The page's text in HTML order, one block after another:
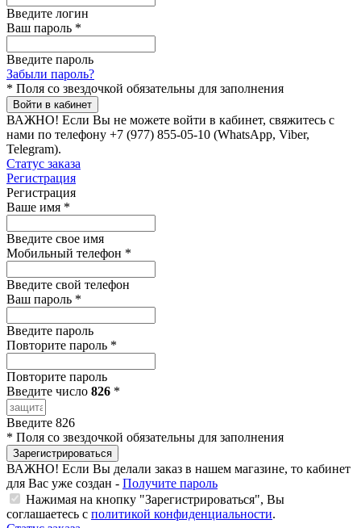
Введите логин
Ваш пароль *
Введите пароль
Забыли пароль?
* Поля со звездочкой обязательны для заполнения
Войти в кабинет
ВАЖНО! Если Вы не можете войти в кабинет, свяжитесь с
нами по телефону +7 (977) 855-05-10 (WhatsApp, Viber,
Telegram).
Статус заказа
Регистрация
Регистрация
Ваше имя *
Введите свое имя
Мобильный телефон *
Введите свой телефон
Ваш пароль *
Введите пароль
Повторите пароль *
Повторите пароль
Введите число 826 *
Введите 826
* Поля со звездочкой обязательны для заполнения
Зарегистрироваться
ВАЖНО! Если Вы делали заказ в нашем магазине, то кабинет
для Вас уже создан - Получите пароль
Нажимая на кнопку "Зарегистрироваться", Вы
соглашаетесь с политикой конфиденциальности.